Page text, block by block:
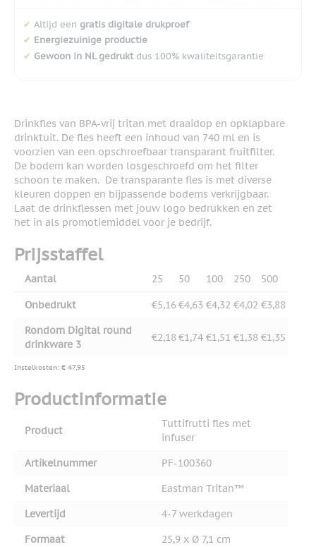
✔ Altijd een gratis digitale drukproef
✔ Energiezuinige productie
✔ Gewoon in NL gedruktdus 100% kwaliteitsgarantie
Drinkfles van BPA-vrij tritan met draaidop en opklapbare
drinktuit. De fles heeft een inhoud van 740 ml en is
voorzien van een opschroefbaar transparant fruitfilter.
De bodem kan worden losgeschroefd om het filter
schoon te maken. De transparante fles is met diverse
kleuren doppen en bijpassende bodems verkrijgbaar.
Laat de drinkflessen met jouw logo bedrukken en zet
het in als promotiemiddel voor je bedrijf.
Prijsstaffel
Aantal 25 50 100 250 500
Onbedrukt €5,16€4,63 €4,32 €4,02 €3,88
Rondom Digital round
drinkware 3
€2,18 €1,74 €1,51 €1,38 €1,35
Instelkosten: € 47,95
Productinformatie
Product
Tuttifrutti fles met
infuser
Artikelnummer
PF-100360
Materiaal
Eastman Tritan™
Levertijd
4-7 werkdagen
Formaat
25,9 x Ø 7,1 cm